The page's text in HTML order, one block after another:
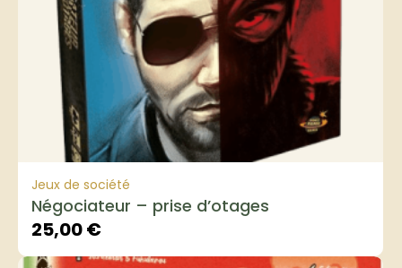
Jeux de société
Négociateur – prise d’otages
25,00€